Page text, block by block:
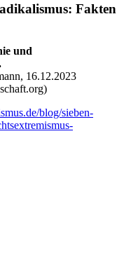
Fakten
und
16.12.2023
)
blog/sieben-